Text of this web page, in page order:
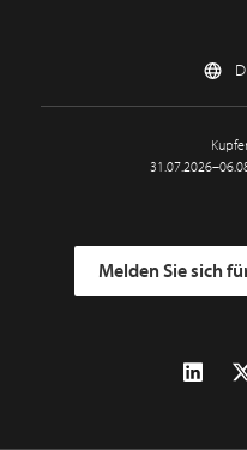
Melden Sie sich